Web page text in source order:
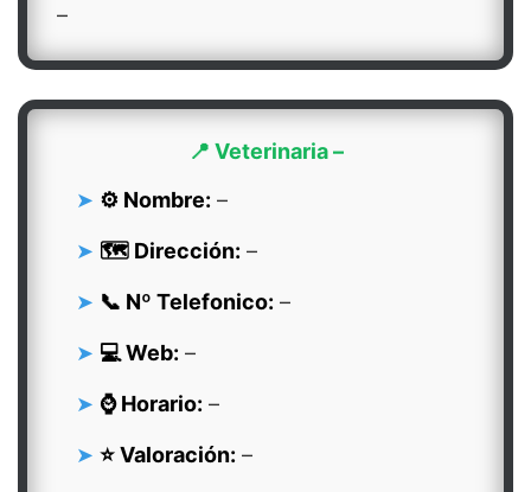
–
📍 Veterinaria –
⚙️ Nombre: –
🗺️ Dirección: –
📞 Nº Telefonico: –
💻 Web: –
⌚ Horario: –
⭐ Valoración: –